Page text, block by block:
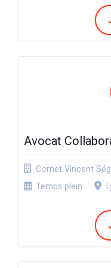
Avocat
Cornet Vincent
Temps plein